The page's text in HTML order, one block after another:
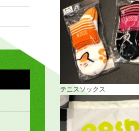
テニスソックス